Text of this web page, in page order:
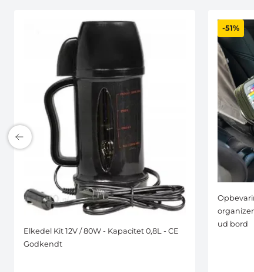
Elkedel Kit 12V / 80W - Kapacitet 0,8L - CE
Godkendt
-51%
ud bord